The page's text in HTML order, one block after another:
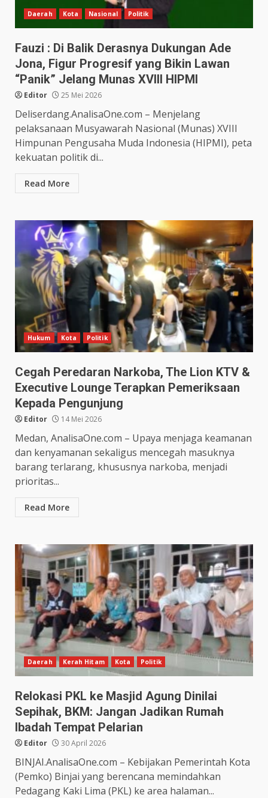
Daerah Kota Nasional Politik
Fauzi : Di Balik Derasnya Dukungan Ade
Jona, Figur Progresif yang Bikin Lawan
“Panik” Jelang Munas XVIII HIPMI
Editor 25 Mei 2026
Deliserdang.AnalisaOne.com – Menjelang
pelaksanaan Musyawarah Nasional (Munas) XVIII
Himpunan Pengusaha Muda Indonesia (HIPMI), peta
kekuatan politik di...
Read More
Hukum Kota Politik
Cegah Peredaran Narkoba, The Lion KTV &
Executive Lounge Terapkan Pemeriksaan
Kepada Pengunjung
Editor 14 Mei 2026
Medan, AnalisaOne.com – Upaya menjaga keamanan
dan kenyamanan sekaligus mencegah masuknya
barang terlarang, khususnya narkoba, menjadi
prioritas...
Read More
Daerah Kerah Hitam Kota Politik
Relokasi PKL ke Masjid Agung Dinilai
Sepihak, BKM: Jangan Jadikan Rumah
Ibadah Tempat Pelarian
Editor 30 April 2026
BINJAI.AnalisaOne.com – Kebijakan Pemerintah Kota
(Pemko) Binjai yang berencana memindahkan
Pedagang Kaki Lima (PKL) ke area halaman...